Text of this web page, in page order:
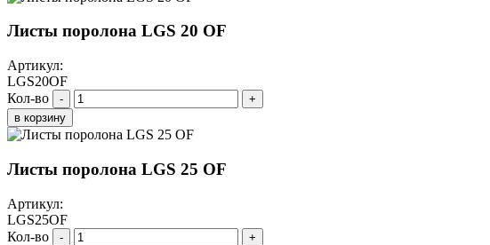
Листы поролона LGS 20 OF
Артикул:
LGS20OF
Кол-во
-
+
в корзину
Листы поролона LGS 25 OF
Артикул:
LGS25OF
Кол-во
-
+